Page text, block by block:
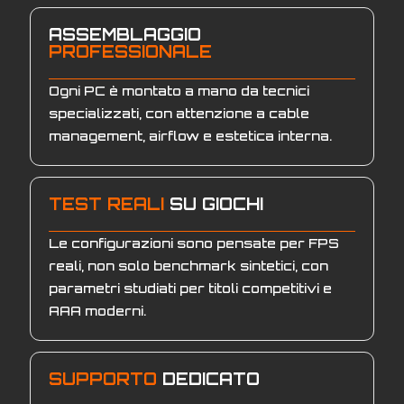
ASSEMBLAGGIO
PROFESSIONALE
Ogni PC è montato a mano da tecnici
specializzati, con attenzione a cable
management, airflow e estetica interna.
TEST REALI SU GIOCHI
Le configurazioni sono pensate per FPS
reali, non solo benchmark sintetici, con
parametri studiati per titoli competitivi e
AAA moderni.
SUPPORTO DEDICATO